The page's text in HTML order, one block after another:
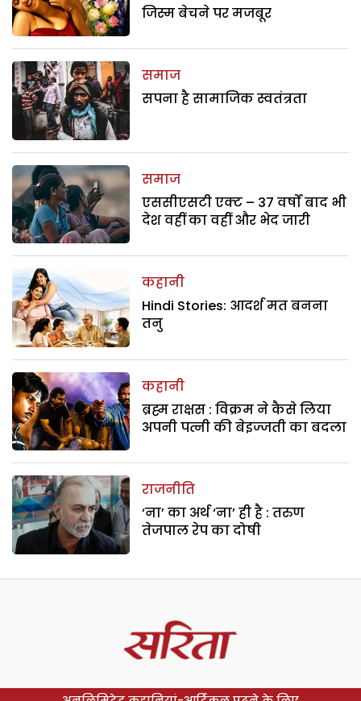
जिस्म बेचने पर मजबूर
समाज
सपना है सामाजिक स्वतंत्रता
समाज
एससीएसटी एक्ट – 37 वर्षों बाद भी
देश वहीं का वहीं और भेद जारी
कहानी
Hindi Stories: आदर्श मत बनना
तनु
कहानी
ब्रह्म राक्षस : विक्रम ने कैसे लिया
अपनी पत्नी की बेइज्जती का बदला
राजनीति
‘ना’ का अर्थ ‘ना’ ही है : तरुण
तेजपाल रेप का दोषी